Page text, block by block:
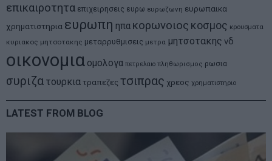
επικαιροτητα επιχειρησεις ευρω ευρωζωνη ευρωπαικα
χρηματιστηρια ευρωπη ηπα κορωνοιος κοσμος κρουσματα
κυριακος μητσοτακης μεταρρυθμισεις μετρα μητσοτακης νδ
οικονομια ομολογα πετρελαιο πληθωρισμος ρωσια
συριζα τουρκια τραπεζες τσιπρας χρεος χρηματιστηριο
LATEST FROM BLOG